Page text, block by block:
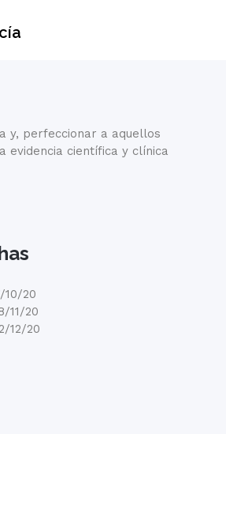
y, perfeccionar a aquellos
evidencia científica y clínica
10/20
11/20
12/20